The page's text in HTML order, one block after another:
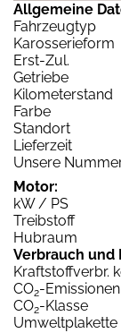
Allgemeine
Fahrzeugtyp
Karosserieform
Erst-Zul.
Getriebe
Kilometerstand
Farbe
Standort
Lieferzeit
Unsere
Motor:
kW / PS
Treibstoff
Hubraum
Verbrauch und
Kraftstoffverbr.
CO2-
CO2-Klasse
Umweltplakette